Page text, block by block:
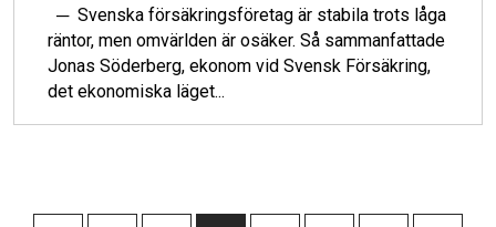
─ Svenska försäkringsföretag är stabila trots låga
räntor, men omvärlden är osäker. Så sammanfattade
Jonas Söderberg, ekonom vid Svensk Försäkring,
det ekonomiska läget...